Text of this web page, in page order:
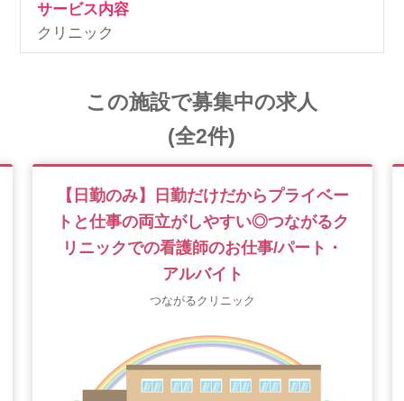
サービス内容
クリニック
この施設で募集中の求人
(全2件)
【日勤のみ】日勤だけだからプライベー
トと仕事の両立がしやすい◎つながるク
リニックでの看護師のお仕事/パート・
アルバイト
つながるクリニック